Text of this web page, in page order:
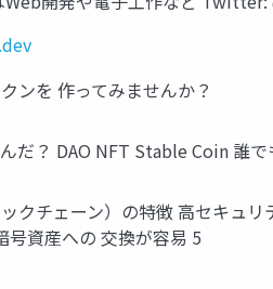
ンを 作ってみませんか？
だ？ DAO NFT Stable Coin 誰
クチェーン）の特徴 高セキュ
号資産への 交換が容易 5